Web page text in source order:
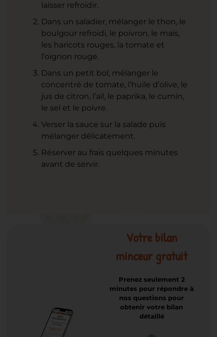
laisser refroidir.
Dans un saladier, mélanger le thon, le
boulgour refroidi, le poivron, le maïs,
les haricots rouges, la tomate et
l’oignon rouge.
Dans un petit bol, mélanger le
concentré de tomate, l’huile d’olive, le
jus de citron, l’ail, le paprika, le cumin,
le sel et le poivre.
Verser la sauce sur la salade puis
mélanger délicatement.
Réserver au frais quelques minutes
avant de servir.
Votre bilan
minceur gratuit
Prenez seulement 2
minutes pour répondre à
nos questions pour
obtenir votre bilan
détaillé